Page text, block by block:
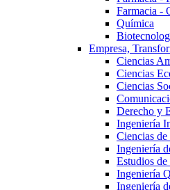
Farmacia -
Química
Empresa,
Ciencias
Ciencias
Ciencias
Derecho y
Ingeniería
Ciencias de
Ingeniería
Estudios
Ingeniería
Ingeniería